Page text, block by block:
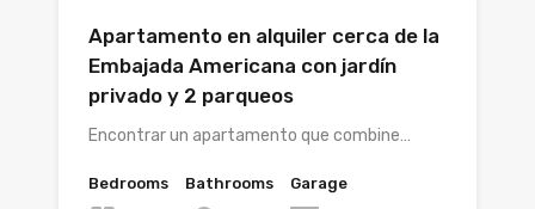
Apartamento en alquiler cerca de la
Embajada Americana con jardín
privado y 2 parqueos
Encontrar un apartamento que combine…
Bedrooms Bathrooms Garage